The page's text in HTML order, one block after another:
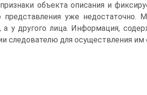
объекта описания и
уже недостаточно.
а у другого лица. Информация,
следователю для осуществления им